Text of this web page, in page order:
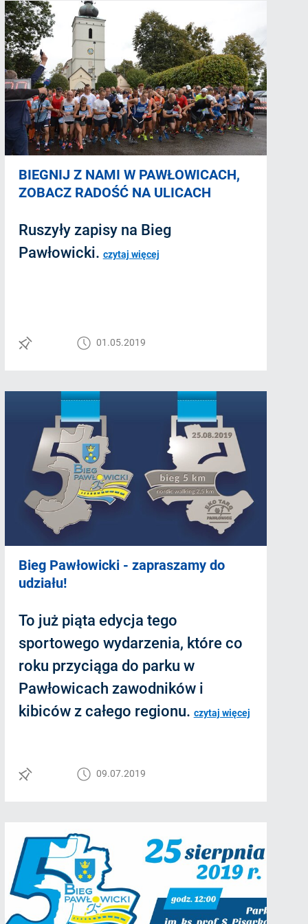
BIEGNIJ Z NAMI W PAWŁOWICACH,
ZOBACZ RADOŚĆ NA ULICACH
Ruszyły zapisy na Bieg
Pawłowicki. czytaj więcej
01.05.2019
Bieg Pawłowicki - zapraszamy do
udziału!
To już piąta edycja tego
sportowego wydarzenia, które co
roku przyciąga do parku w
Pawłowicach zawodników i
kibiców z całego regionu. czytaj więcej
09.07.2019